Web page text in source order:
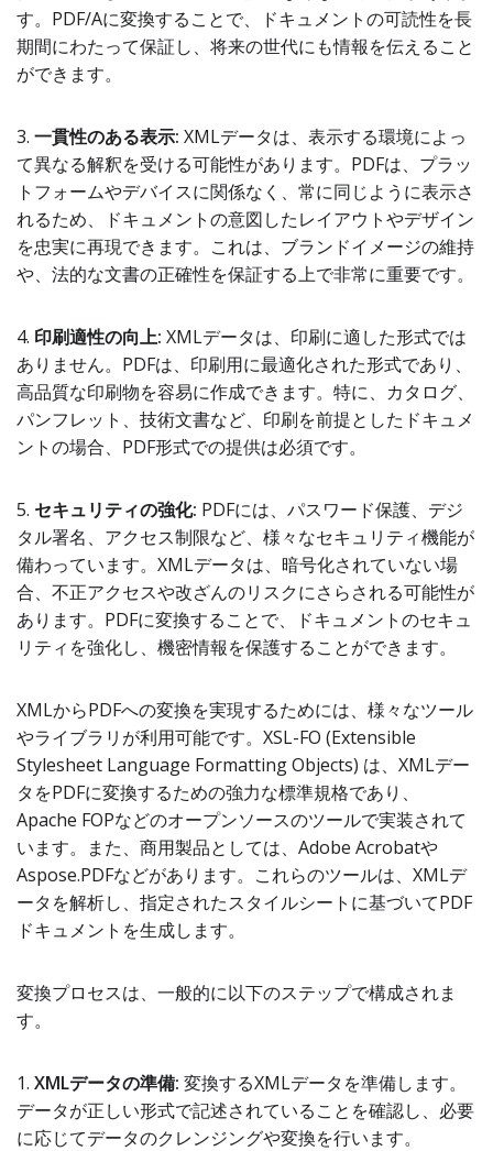
す。PDF/Aに変換することで、ドキュメントの可読性を長
期間にわたって保証し、将来の世代にも情報を伝えること
ができます。
3. 一貫性のある表示: XMLデータは、表示する環境によっ
て異なる解釈を受ける可能性があります。PDFは、プラッ
トフォームやデバイスに関係なく、常に同じように表示さ
れるため、ドキュメントの意図したレイアウトやデザイン
を忠実に再現できます。これは、ブランドイメージの維持
や、法的な文書の正確性を保証する上で非常に重要です。
4. 印刷適性の向上: XMLデータは、印刷に適した形式では
ありません。PDFは、印刷用に最適化された形式であり、
高品質な印刷物を容易に作成できます。特に、カタログ、
パンフレット、技術文書など、印刷を前提としたドキュメ
ントの場合、PDF形式での提供は必須です。
5. セキュリティの強化: PDFには、パスワード保護、デジ
タル署名、アクセス制限など、様々なセキュリティ機能が
備わっています。XMLデータは、暗号化されていない場
合、不正アクセスや改ざんのリスクにさらされる可能性が
あります。PDFに変換することで、ドキュメントのセキュ
リティを強化し、機密情報を保護することができます。
XMLからPDFへの変換を実現するためには、様々なツール
やライブラリが利用可能です。XSL-FO (Extensible
Stylesheet Language Formatting Objects) は、XMLデー
タをPDFに変換するための強力な標準規格であり、
Apache FOPなどのオープンソースのツールで実装されて
います。また、商用製品としては、Adobe Acrobatや
Aspose.PDFなどがあります。これらのツールは、XMLデ
ータを解析し、指定されたスタイルシートに基づいてPDF
ドキュメントを生成します。
変換プロセスは、一般的に以下のステップで構成されま
す。
1. XMLデータの準備: 変換するXMLデータを準備します。
データが正しい形式で記述されていることを確認し、必要
に応じてデータのクレンジングや変換を行います。